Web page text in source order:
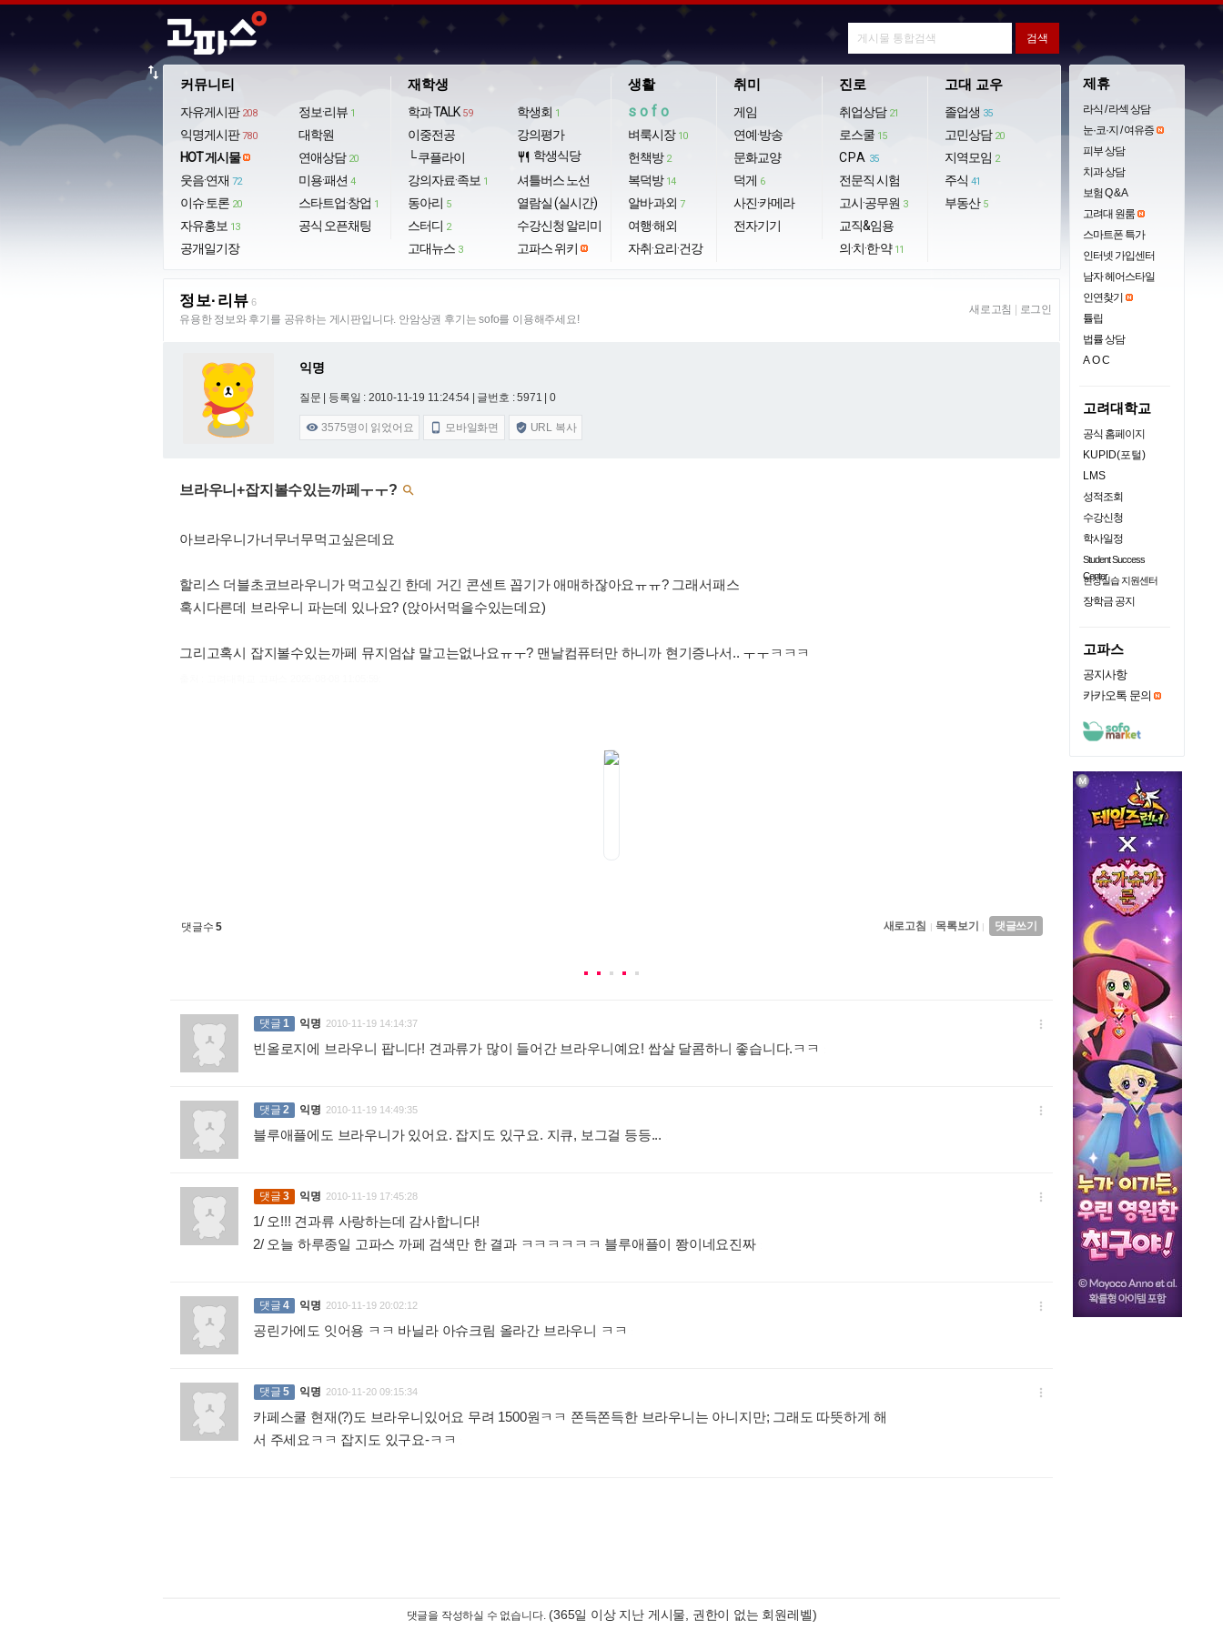
커뮤니티
자유게시판 208
익명게시판 780
HOT 게시물
웃음·연재 72
이슈·토론 20
자유홍보 13
공개일기장
정보·리뷰 1
대학원
연애상담 20
미용·패션 4
스타트업·창업 1
공식 오픈채팅
재학생
학과 TALK 59
이중전공
└ 쿠플라이
강의자료·족보 1
동아리 5
스터디 2
고대뉴스 3
학생회 1
강의평가
restaurant 학생식당
셔틀버스 노선
열람실 (실시간)
수강신청 알리미
고파스 위키
생활
sofo
벼룩시장 10
헌책방 2
복덕방 14
알바·과외 7
여행·해외
자취·요리·건강
취미
게임
연예·방송
문화교양
덕게 6
사진·카메라
전자기기
진로
취업상담 21
로스쿨 15
CPA 35
전문직 시험
고시·공무원 3
교직&임용
의·치·한·약 11
고대 교우
졸업생 35
고민상담 20
지역모임 2
주식 41
부동산 5
import_export
정보·리뷰 6
유용한 정보와 후기를 공유하는 게시판입니다. 안암상권 후기는 sofo를 이용해주세요!
새로고침 로그인
익명
질문 | 등록일 : 2010-11-19 11:24:54 | 글번호 : 5971 | 0
 3575명이 읽었어요  모바일화면  URL 복사
브라우니+잡지볼수있는까페ㅜㅜ? 
아브라우니가너무너무먹고싶은데요
할리스 더블초코브라우니가 먹고싶긴 한데 거긴 콘센트 꼽기가 애매하잖아요ㅠㅠ? 그래서패스
혹시다른데 브라우니 파는데 있나요? (앉아서먹을수있는데요)
그리고혹시 잡지볼수있는까페 뮤지엄샵 말고는없나요ㅠㅜ? 맨날컴퓨터만 하니까 현기증나서.. ㅜㅜㅋㅋㅋ
댓글수5 새로고침 | 목록보기 | 댓글쓰기
댓글1 익명 2010-11-19 14:14:37
빈올로지에 브라우니 팝니다! 견과류가 많이 들어간 브라우니예요! 쌉살 달콤하니 좋습니다.ㅋㅋ

댓글2 익명 2010-11-19 14:49:35
블루애플에도 브라우니가 있어요. 잡지도 있구요. 지큐, 보그걸 등등...

댓글3 익명 2010-11-19 17:45:28
1/ 오!!! 견과류 사랑하는데 감사합니다!
2/ 오늘 하루종일 고파스 까페 검색만 한 결과 ㅋㅋㅋㅋㅋㅋ 블루애플이 쫭이네요진짜

댓글4 익명 2010-11-19 20:02:12
공린가에도 잇어용 ㅋㅋ 바닐라 아슈크림 올라간 브라우니 ㅋㅋ

댓글5 익명 2010-11-20 09:15:34
카페스쿨 현재(?)도 브라우니있어요 무려 1500원ㅋㅋ 쫀득쫀득한 브라우니는 아니지만; 그래도 따뜻하게 해
서 주세요ㅋㅋ 잡지도 있구요-ㅋㅋ

댓글을 작성하실 수 없습니다. (365일 이상 지난 게시물, 권한이 없는 회원레벨)
제휴
라식 / 라섹 상담
눈·코·지 / 여유증
피부 상담
치과 상담
보험 Q & A
고려대 원룸
스마트폰 특가
인터넷 가입센터
남자 헤어스타일
인연찾기
튤립
법률 상담
AOC
고려대학교
공식 홈페이지
KUPID(포털)
LMS
성적조회
수강신청
학사일정
Student Success
Center
현장실습 지원센터
장학금 공지
고파스
공지사항
카카오톡 문의